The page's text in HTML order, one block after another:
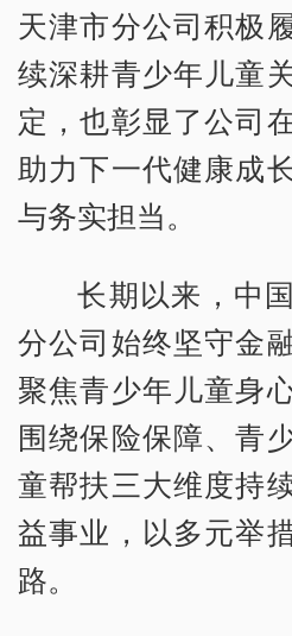
天津市分公司积极
续深耕青少年儿童
定，也彰显了公司
助力下一代健康成
与务实担当。
长期以来，中
分公司始终坚守金
聚焦青少年儿童身
围绕保险保障、青
童帮扶三大维度持
益事业，以多元举
路。